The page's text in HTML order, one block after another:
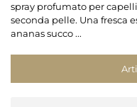
spray profumato per
seconda pelle. Una fresca
ananas succo ...